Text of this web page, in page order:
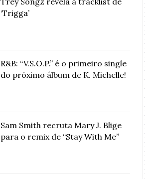
‘Trigga’
R&B: “V.S.O.P.” é o primeiro single
do próximo álbum de K. Michelle!
Sam Smith recruta Mary J. Blige
para o remix de “Stay With Me”